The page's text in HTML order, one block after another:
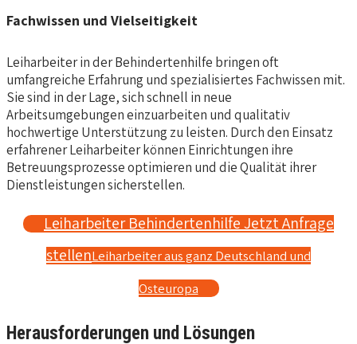
Fachwissen und Vielseitigkeit
Leiharbeiter in der Behindertenhilfe bringen oft
umfangreiche Erfahrung und spezialisiertes Fachwissen mit.
Sie sind in der Lage, sich schnell in neue
Arbeitsumgebungen einzuarbeiten und qualitativ
hochwertige Unterstützung zu leisten. Durch den Einsatz
erfahrener Leiharbeiter können Einrichtungen ihre
Betreuungsprozesse optimieren und die Qualität ihrer
Dienstleistungen sicherstellen.
Leiharbeiter Behindertenhilfe Jetzt Anfrage
stellenLeiharbeiter aus ganz Deutschland und
Osteuropa
Herausforderungen und Lösungen